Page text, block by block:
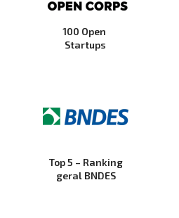
100 Open
Startups
Top 5 – Ranking
geral BNDES